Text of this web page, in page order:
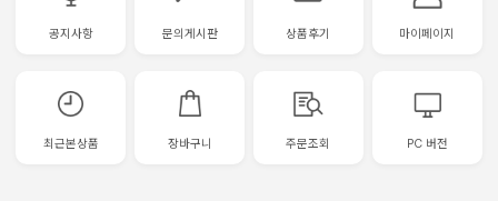
공지사항 문의게시판 상품후기 마이페이지
최근본상품 장바구니 주문조회 PC 버전